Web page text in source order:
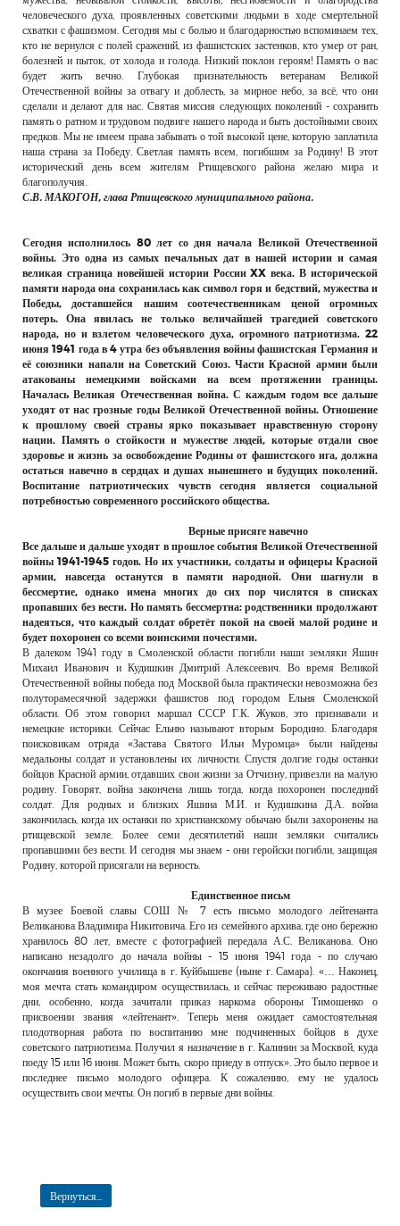
человеческого духа, проявленных советскими людьми в ходе смертельной
схватки с фашизмом. Сегодня мы с болью и благодарностью вспоминаем тех,
кто не вернулся с полей сражений, из фашистских застенков, кто умер от ран,
болезней и пыток, от холода и голода. Низкий поклон героям! Память о вас
будет жить вечно. Глубокая признательность ветеранам Великой
Отечественной войны за отвагу и доблесть, за мирное небо, за всё, что они
сделали и делают для нас. Святая миссия следующих поколений - сохранить
память о ратном и трудовом подвиге нашего народа и быть достойными своих
предков. Мы не имеем права забывать о той высокой цене, которую заплатила
наша страна за Победу. Светлая память всем, погибшим за Родину! В этот
исторический день всем жителям Ртищевского района желаю мира и
благополучия.
С.В. МАКОГОН, глава Ртищевского муниципального района.
Сегодня исполнилось 80 лет со дня начала Великой Отечественной
войны. Это одна из самых печальных дат в нашей истории и самая
великая страница новейшей истории России XX века. В исторической
памяти народа она сохранилась как символ горя и бедствий, мужества и
Победы, доставшейся нашим соотечественникам ценой огромных
потерь. Она явилась не только величайшей трагедией советского
народа, но и взлетом человеческого духа, огромного патриотизма. 22
июня 1941 года в 4 утра без объявления войны фашистская Германия и
её союзники напали на Советский Союз. Части Красной армии были
атакованы немецкими войсками на всем протяжении границы.
Началась Великая Отечественная война. С каждым годом все дальше
уходят от нас грозные годы Великой Отечественной войны. Отношение
к прошлому своей страны ярко показывает нравственную сторону
нации. Память о стойкости и мужестве людей, которые отдали свое
здоровье и жизнь за освобождение Родины от фашистского ига, должна
остаться навечно в сердцах и душах нынешнего и будущих поколений.
Воспитание патриотических чувств сегодня является социальной
потребностью современного российского общества.
Верные присяге навечно
Все дальше и дальше уходят в прошлое события Великой Отечественной
войны 1941-1945 годов. Но их участники, солдаты и офицеры Красной
армии, навсегда останутся в памяти народной. Они шагнули в
бессмертие, однако имена многих до сих пор числятся в списках
пропавших без вести. Но память бессмертна: родственники продолжают
надеяться, что каждый солдат обретёт покой на своей малой родине и
будет похоронен со всеми воинскими почестями.
В далеком 1941 году в Смоленской области погибли наши земляки Яшин
Михаил Иванович и Кудишкин Дмитрий Алексеевич. Во время Великой
Отечественной войны победа под Москвой была практически невозможна без
полуторамесячной задержки фашистов под городом Ельня Смоленской
области. Об этом говорил маршал СССР Г.К. Жуков, это признавали и
немецкие историки. Сейчас Ельню называют вторым Бородино. Благодаря
поисковикам отряда «Застава Святого Ильи Муромца» были найдены
медальоны солдат и установлены их личности. Спустя долгие годы останки
бойцов Красной армии, отдавших свои жизни за Отчизну, привезли на малую
родину. Говорят, война закончена лишь тогда, когда похоронен последний
солдат. Для родных и близких Яшина М.И. и Кудишкина Д.А. война
закончилась, когда их останки по христианскому обычаю были захоронены на
ртищевской земле. Более семи десятилетий наши земляки считались
пропавшими без вести. И сегодня мы знаем - они геройски погибли, защищая
Родину, которой присягали на верность.
Единственное письм
В музее Боевой славы СОШ № 7 есть письмо молодого лейтенанта
Великанова Владимира Никитовича. Его из семейного архива, где оно бережно
хранилось 80 лет, вместе с фотографией передала А.С. Великанова. Оно
написано незадолго до начала войны - 15 июня 1941 года - по случаю
окончания военного училища в г. Куйбышеве (ныне г. Самара). «… Наконец,
моя мечта стать командиром осуществилась, и сейчас переживаю радостные
дни, особенно, когда зачитали приказ наркома обороны Тимошенко о
присвоении звания «лейтенант». Теперь меня ожидает самостоятельная
плодотворная работа по воспитанию мне подчиненных бойцов в духе
советского патриотизма. Получил я назначение в г. Калинин за Москвой, куда
поеду 15 или 16 июня. Может быть, скоро приеду в отпуск». Это было первое и
последнее письмо молодого офицера. К сожалению, ему не удалось
осуществить свои мечты. Он погиб в первые дни войны.
Вернуться...